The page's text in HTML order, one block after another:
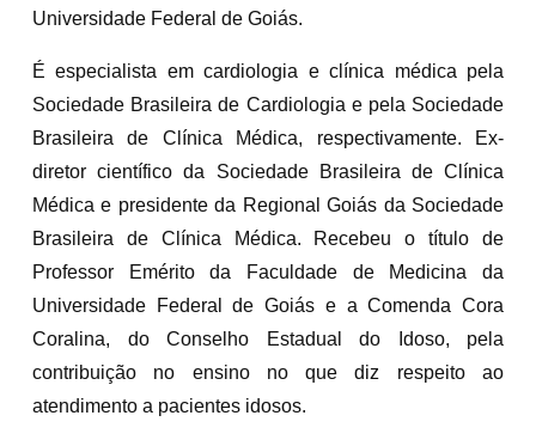
Universidade Federal de Goiás.
É especialista em cardiologia e clínica médica pela
Sociedade Brasileira de Cardiologia e pela Sociedade
Brasileira de Clínica Médica, respectivamente. Ex-
diretor científico da Sociedade Brasileira de Clínica
Médica e presidente da Regional Goiás da Sociedade
Brasileira de Clínica Médica. Recebeu o título de
Professor Emérito da Faculdade de Medicina da
Universidade Federal de Goiás e a Comenda Cora
Coralina, do Conselho Estadual do Idoso, pela
contribuição no ensino no que diz respeito ao
atendimento a pacientes idosos.